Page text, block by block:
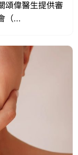
頌偉醫生提供審
（...